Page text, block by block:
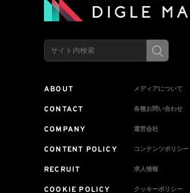
ABOUT メディアについて
CONTACT 各種お問い合わせ
COMPANY 運営会社
CONTENT POLICY コンテンツポリシー
RECRUIT 求人情報
COOKIE POLICY クッキーポリシー